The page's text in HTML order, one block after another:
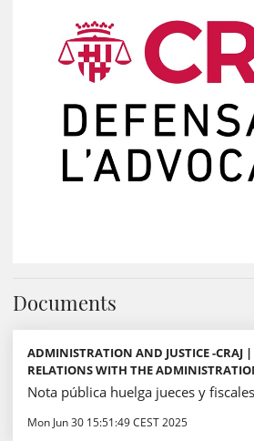
Documents
ADMINISTRATION AND JUSTICE -CRAJ
RELATIONS WITH THE
Nota pública huelga jueces y fiscales
Mon Jun 30 15:51:49 CEST 2025